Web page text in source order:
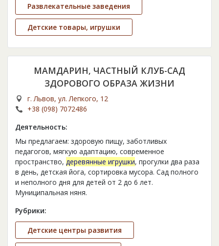
Развлекательные заведения
Детские товары, игрушки
МАМДАРИН, ЧАСТНЫЙ КЛУБ-САД
ЗДОРОВОГО ОБРАЗА ЖИЗНИ
г. Львов, ул. Лепкого, 12
+38 (098) 7072486
Деятельность:
Мы предлагаем: здоровую пищу, заботливых
педагогов, мягкую адаптацию, современное
пространство, деревянные игрушки, прогулки два раза
в день, детская йога, сортировка мусора. Сад полного
и неполного дня для детей от 2 до 6 лет.
Муниципальная няня.
Рубрики:
Детские центры развития